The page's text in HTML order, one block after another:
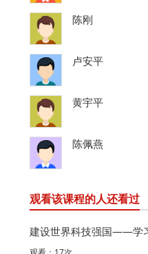
陈刚
卢安平
黄宇平
陈佩燕
观看该课程的人还看过